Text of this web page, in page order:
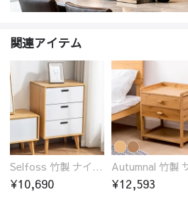
関連アイテム
Selfoss 竹製 ナイトテーブル
¥10,690 ¥12,593